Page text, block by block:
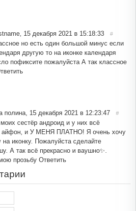
15 декабря 2021 в 15:18:33 #
но есть один большой минус если
другую то на иконке календаря
пофиксите пожалуйста А так классное
полина 15 декабря 2021 в 12:23:47 #
сестёр андроид и у них всё
айфон, и У МЕНЯ ПЛАТНО! Я очень хочу
на иконку. Пожалуйста сделайте
А так всё прекрасно и ваушно✨.
прозьбу Ответить